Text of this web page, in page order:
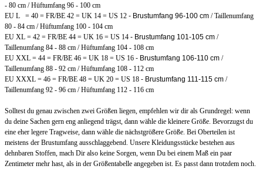
- 80 cm / Hüftumfang 96 - 100 cm
EU L = 40 = FR/BE 42 = UK 14 = US 12 - Brustumfang 96-100 cm / Taillenumfang
80 - 84 cm / Hüftumfang 100 - 104 cm
EU XL = 42 = FR/BE 44 = UK 16 = US 14 - Brustumfang 101-105 cm /
Taillenumfang 84 - 88 cm / Hüftumfang 104 - 108 cm
EU XXL = 44 = FR/BE 46 = UK 18 = US 16 - Brustumfang 106-110 cm /
Taillenumfang 88 - 92 cm / Hüftumfang 108 - 112 cm
EU XXXL = 46 = FR/BE 48 = UK 20 = US 18 - Brustumfang 111-115 cm /
Taillenumfang 92 - 96 cm / Hüftumfang 112 - 116 cm
Solltest du genau zwischen zwei Größen liegen, empfehlen wir dir als Grundregel: wenn
du deine Sachen gern eng anliegend trägst, dann wähle die kleinere Größe. Bevorzugst du
eine eher legere Tragweise, dann wähle die nächstgrößere Größe. Bei Oberteilen ist
meistens der Brustumfang ausschlaggebend. Unsere Kleidungsstücke bestehen aus
dehnbaren Stoffen, mach Dir also keine Sorgen, wenn Du bei einem Maß ein paar
Zentimeter mehr hast, als in der Größentabelle angegeben ist. Es passt dann trotzdem noch.